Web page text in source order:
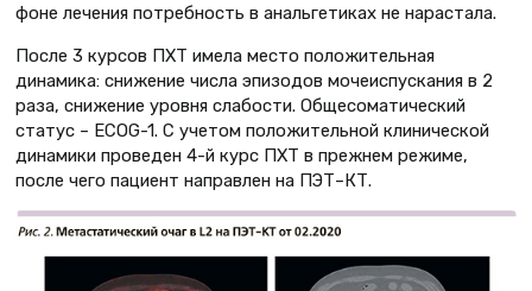
фоне лечения потребность в анальгетиках не нарастала.
После 3 курсов ПХТ имела место положительная
динамика: снижение числа эпизодов мочеиспускания в 2
раза, снижение уровня слабости. Общесоматический
статус – ECOG-1. С учетом положительной клинической
динамики проведен 4-й курс ПХТ в прежнем режиме,
после чего пациент направлен на ПЭТ–КТ.